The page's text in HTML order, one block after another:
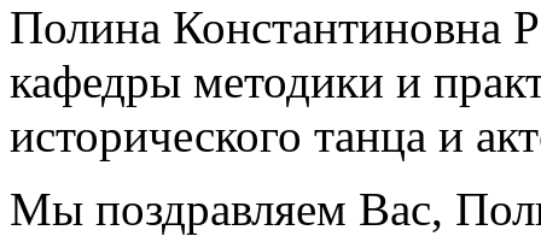
Полина Константиновна
кафедры методики и
исторического танца и
Мы поздравляем Вас,